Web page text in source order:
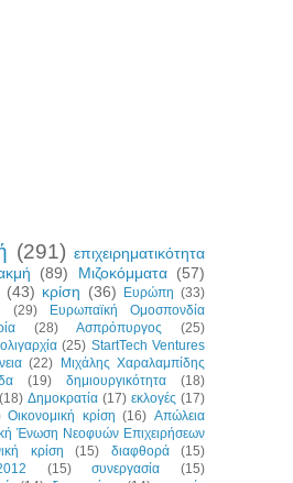
(291) επιχειρηματικότητα
(89) Μιζοκόμματα (57)
(43) κρίση (36) Ευρώπη (33)
(29)
Ευρωπαϊκή Ομοσπονδία
(28) Ασπρόπυργος
(25)
(25) StartTech Ventures
(22) Μιχάλης Χαραλαμπίδης
(19) δημιουργικότητα
(18)
(18) Δημοκρατία (17) εκλογές (17)
Οικονομική κρίση (16) Απώλεια
Ένωση Νεοφυών Επιχειρήσεων
κρίση (15) διαφθορά
(15)
(15) συνεργασία
(15)